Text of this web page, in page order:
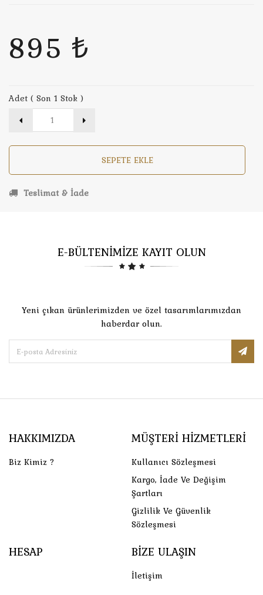
895 ₺
Adet ( Son 1 Stok )
SEPETE EKLE
Teslimat & İade
E-BÜLTENİMİZE KAYIT OLUN
Yeni çıkan ürünlerimizden ve özel tasarımlarımızdan
haberdar olun.
HAKKIMIZDA
Biz Kimiz ?
MÜŞTERI HIZMETLERI
Kullanıcı Sözleşmesi
Kargo, İade Ve Değişim
Şartları
Gizlilik Ve Güvenlik
Sözleşmesi
HESAP BIZE ULAŞIN
İletişim